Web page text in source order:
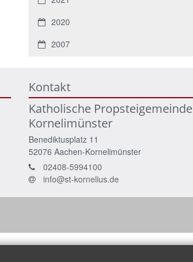
2020
2007
Kontakt
Katholische Propsteigemeinde
Kornelimünster
Benediktusplatz 11
52076 Aachen-Kornelimünster
02408-5994100
info@st-kornelius.de